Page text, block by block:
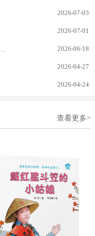
2026-07-03
2026-07-01
2026-06-18
2026-04-27
2026-04-24
查看更多>